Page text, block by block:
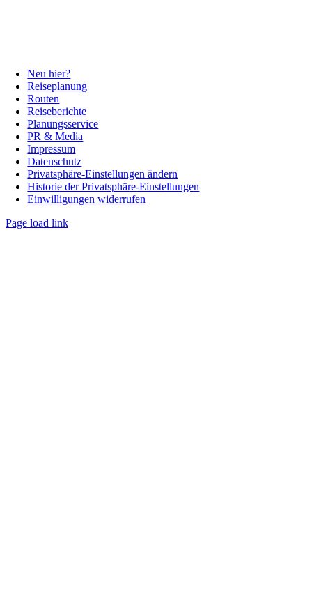
Neu hier?
Reiseplanung
Routen
Reiseberichte
Planungsservice
PR & Media
Impressum
Datenschutz
Privatsphäre-Einstellungen ändern
Historie der Privatsphäre-Einstellungen
Einwilligungen widerrufen
Page load link